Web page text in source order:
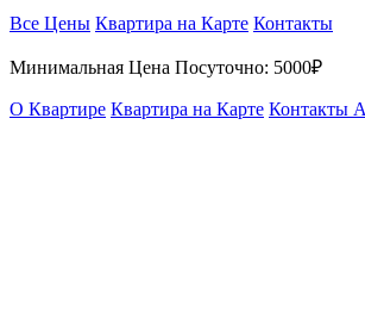
Все Цены Квартира на Карте Контакты
Минимальная Цена Посуточно: 5000₽
О Квартире Квартира на Карте Контакты